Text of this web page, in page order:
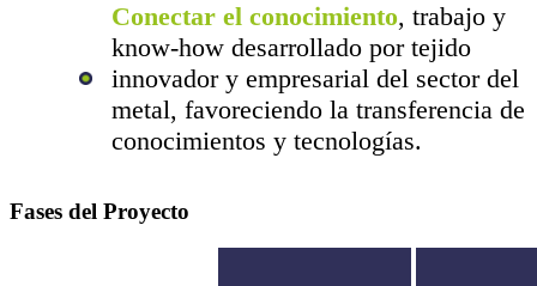
Conectar el conocimiento, trabajo y
know-how desarrollado por tejido
innovador y empresarial del sector del
metal, favoreciendo la transferencia de
conocimientos y tecnologías.
Fases del Proyecto